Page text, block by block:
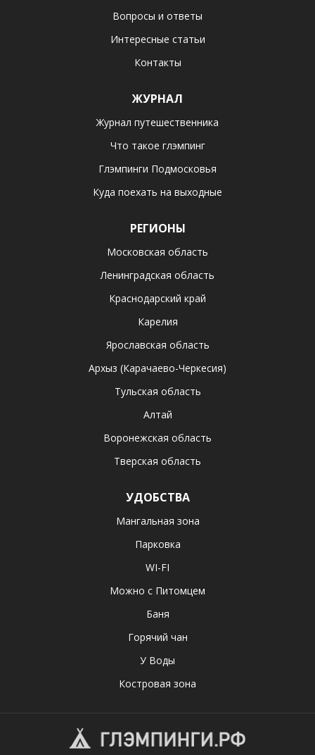
Вопросы и ответы
Интересные статьи
Контакты
ЖУРНАЛ
Журнал путешественника
Что такое глэмпинг
Глэмпинги Подмосковья
Куда поехать на выходные
РЕГИОНЫ
Московская область
Ленинградская область
Краснодарский край
Карелия
Ярославская область
Архыз (Карачаево-Черкесия)
Тульская область
Алтай
Воронежская область
Тверская область
УДОБСТВА
Мангальная зона
Парковка
WI-FI
Можно с Питомцем
Баня
Горячий чан
У Воды
Костровая зона